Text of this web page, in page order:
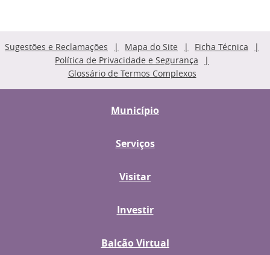
Sugestões e Reclamações Mapa do Site
Ficha Técnica
Política de Privacidade e Segurança
Glossário de Termos Complexos
Município
Serviços
Visitar
Investir
Balcão Virtual